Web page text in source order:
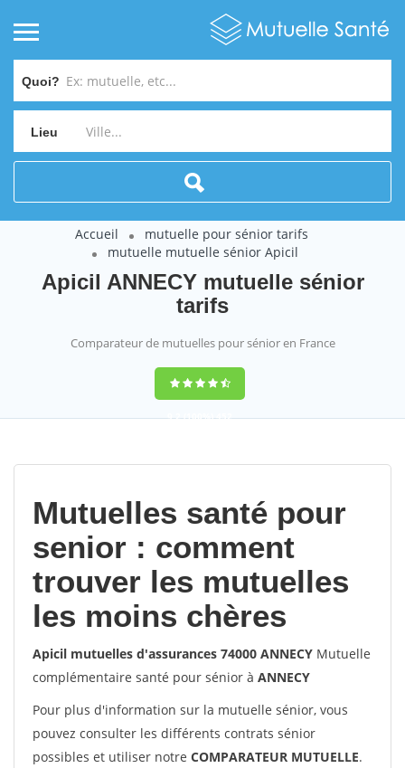
Quoi?
Lieu
Accueil
mutuelle pour sénior tarifs
mutuelle mutuelle sénior Apicil
Apicil ANNECY mutuelle sénior
tarifs
Comparateur de mutuelles pour sénior en France
9,2(100%)452
Mutuelles santé pour
senior : comment
trouver les mutuelles
les moins chères
Apicil mutuelles d'assurances 74000 ANNECY Mutuelle
complémentaire santé pour sénior à ANNECY
Pour plus d'information sur la mutuelle sénior, vous
pouvez consulter les différents contrats sénior
possibles et utiliser notre COMPARATEUR MUTUELLE.